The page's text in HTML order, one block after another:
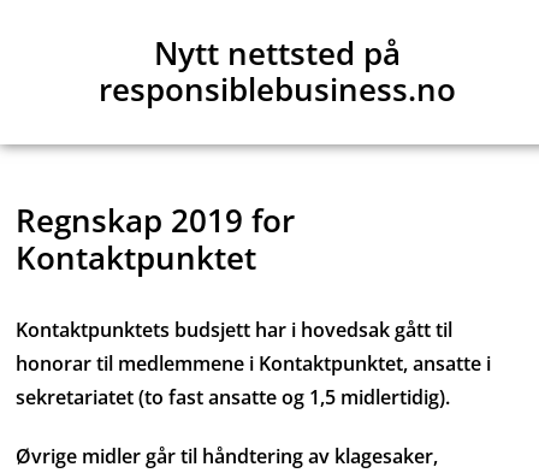
Nytt nettsted på
responsiblebusiness.no
Regnskap 2019 for
Kontaktpunktet
Kontaktpunktets budsjett har i hovedsak gått til
honorar til medlemmene i Kontaktpunktet, ansatte i
sekretariatet (to fast ansatte og 1,5 midlertidig).
Øvrige midler går til håndtering av klagesaker,